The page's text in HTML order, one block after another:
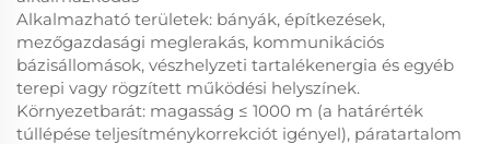
Alkalmazható területek: bányák, építkezések,
mezőgazdasági meglerakás, kommunikációs
bázisállomások, vészhelyzeti tartalékenergia és egyéb
terepi vagy rögzített működési helyszínek.
Környezetbarát: magasság ≤ 1000 m (a határérték
túllépése teljesítménykorrekciót igényel), páratartalom